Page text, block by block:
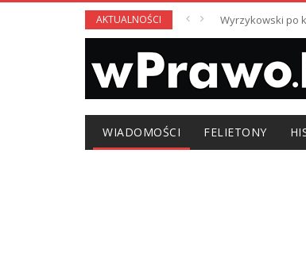
AKTUALNOŚCI Wyrzykowski po
WIADOMOŚCI FELIETONY